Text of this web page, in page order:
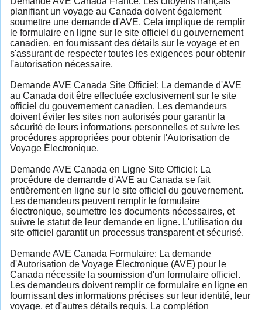
planifiant un voyage au Canada doivent également
soumettre une demande d'AVE. Cela implique de remplir
le formulaire en ligne sur le site officiel du gouvernement
canadien, en fournissant des détails sur le voyage et en
s'assurant de respecter toutes les exigences pour obtenir
l'autorisation nécessaire.
Demande AVE Canada Site Officiel: La demande d'AVE
au Canada doit être effectuée exclusivement sur le site
officiel du gouvernement canadien. Les demandeurs
doivent éviter les sites non autorisés pour garantir la
sécurité de leurs informations personnelles et suivre les
procédures appropriées pour obtenir l'Autorisation de
Voyage Électronique.
Demande AVE Canada en Ligne Site Officiel: La
procédure de demande d'AVE au Canada se fait
entièrement en ligne sur le site officiel du gouvernement.
Les demandeurs peuvent remplir le formulaire
électronique, soumettre les documents nécessaires, et
suivre le statut de leur demande en ligne. L'utilisation du
site officiel garantit un processus transparent et sécurisé.
Demande AVE Canada Formulaire: La demande
d'Autorisation de Voyage Électronique (AVE) pour le
Canada nécessite la soumission d'un formulaire officiel.
Les demandeurs doivent remplir ce formulaire en ligne en
fournissant des informations précises sur leur identité, leur
voyage, et d'autres détails requis. La complétion